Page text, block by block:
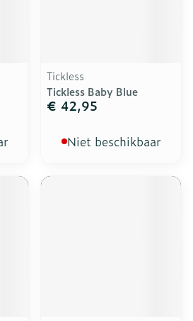
Tickless
Tickless Baby Blue
€ 42,95
Niet beschikbaar